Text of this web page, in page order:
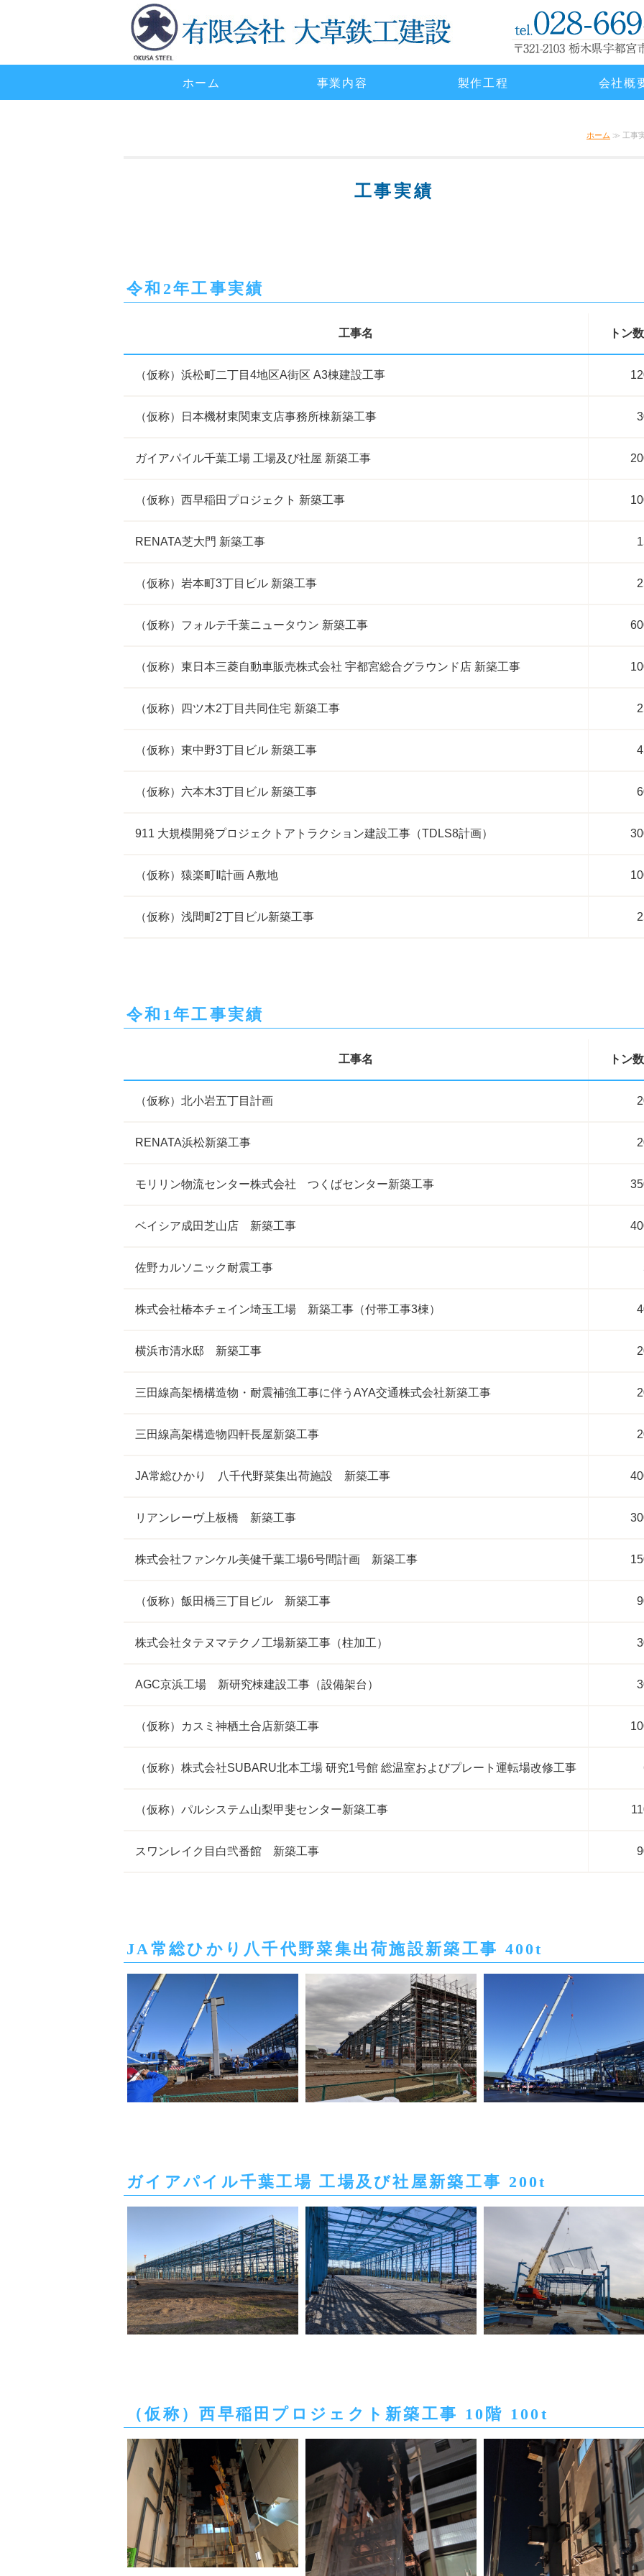
重量鉄骨の製造
ホーム 事業内容 製作工程 会社概
ホーム ≫ 工事
工事実績
令和2年工事実績
工事名 トン数
（仮称）浜松町二丁目4地区A街区 A3棟建設工事
（仮称）日本機材東関東支店事務所棟新築工事
ガイアパイル千葉工場 工場及び社屋 新築工事
（仮称）西早稲田プロジェクト 新築工事
RENATA芝大門 新築工事
（仮称）岩本町3丁目ビル 新築工事
（仮称）フォルテ千葉ニュータウン 新築工事
（仮称）東日本三菱自動車販売株式会社 宇都宮総合グラウンド店 新築工事
（仮称）四ツ木2丁目共同住宅 新築工事
（仮称）東中野3丁目ビル 新築工事
（仮称）六本木3丁目ビル 新築工事
911 大規模開発プロジェクトアトラクション建設工事（TDLS8計画）
（仮称）猿楽町Ⅱ計画 A敷地
（仮称）浅間町2丁目ビル新築工事
令和1年工事実績
工事名 トン数
（仮称）北小岩五丁目計画
RENATA浜松新築工事
モリリン物流センター株式会社 つくばセンター新築工事
ベイシア成田芝山店 新築工事
佐野カルソニック耐震工事
株式会社椿本チェイン埼玉工場 新築工事（付帯工事3棟）
横浜市清水邸 新築工事
三田線高架橋構造物・耐震補強工事に伴うAYA交通株式会社新築工事
三田線高架構造物四軒長屋新築工事
JA常総ひかり 八千代野菜集出荷施設 新築工事
リアンレーヴ上板橋 新築工事
株式会社ファンケル美健千葉工場6号間計画 新築工事
（仮称）飯田橋三丁目ビル 新築工事
株式会社タテヌマテクノ工場新築工事（柱加工）
AGC京浜工場 新研究棟建設工事（設備架台）
（仮称）カスミ神栖土合店新築工事
（仮称）株式会社SUBARU北本工場 研究1号館 総温室およびプレート運転場改修工事
（仮称）パルシステム山梨甲斐センター新築工事
スワンレイク目白弐番館 新築工事
JA常総ひかり八千代野菜集出荷施設新築工事 400t
ガイアパイル千葉工場 工場及び社屋新築工事 200t
（仮称）西早稲田プロジェクト新築工事 10階 100t